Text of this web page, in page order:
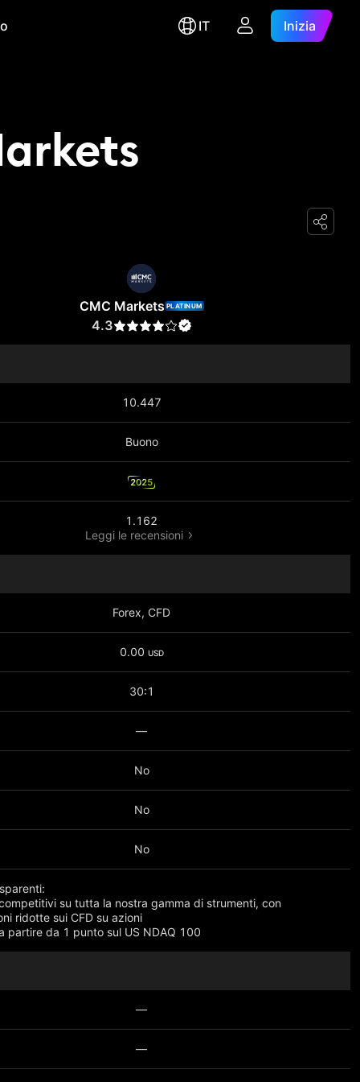
IT Inizia
CMC Markets PLATINUM
4.3
10.447
Buono
2025
1.162
Leggi le recensioni
Forex, CFD
0.00 USD
30:1
—
No
No
No
su tutta la nostra gamma di strumenti, con
ridotte sui CFD su azioni
partire da 1 punto sul US NDAQ 100
—
—